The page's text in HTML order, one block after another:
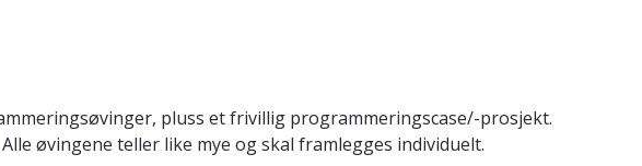
pluss et frivillig programmeringscase/-prosjekt.
øvingene teller like mye og skal framlegges individuelt.